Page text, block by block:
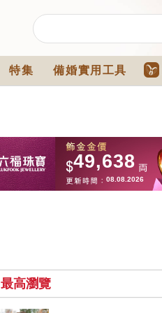
特集 備婚實用工具
最高瀏覽